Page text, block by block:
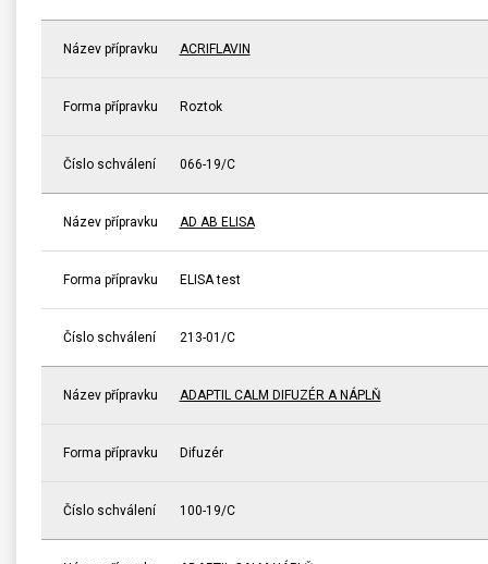
Název přípravku ACRIFLAVIN
Forma přípravku Roztok
Číslo schválení 066-19/C
Název přípravku AD AB ELISA
Forma přípravku ELISA test
Číslo schválení 213-01/C
Název přípravku ADAPTIL CALM DIFUZÉR A NÁPLŇ
Forma přípravku Difuzér
Číslo schválení 100-19/C